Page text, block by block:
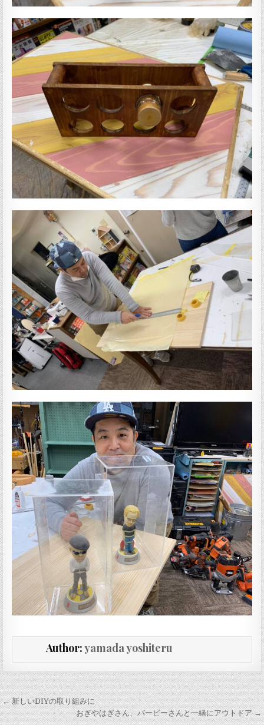
Author:yamada yoshiteru
投稿ナビゲーション
← 新しいDIYの取り組みに
おぎやはぎさん、バービーさんと一緒にアウトドア →